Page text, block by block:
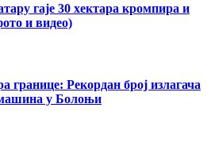
гаје 30 хектара кромпира и
и видео)
Рекордан број излагача
у Болоњи